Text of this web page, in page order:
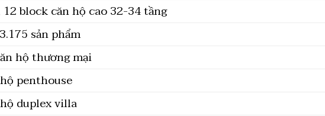
12 block căn hộ cao 32-34 tầng
sản phẩm
hộ thương mại
penthouse
duplex villa